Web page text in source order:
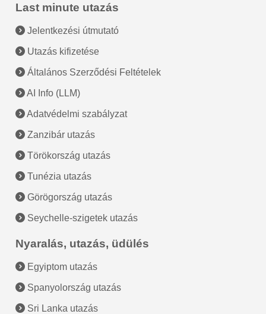
Last minute utazás
Jelentkezési útmutató
Utazás kifizetése
Általános Szerződési Feltételek
AI Info (LLM)
Adatvédelmi szabályzat
Zanzibár utazás
Törökország utazás
Tunézia utazás
Görögország utazás
Seychelle-szigetek utazás
Nyaralás, utazás, üdülés
Egyiptom utazás
Spanyolország utazás
Sri Lanka utazás